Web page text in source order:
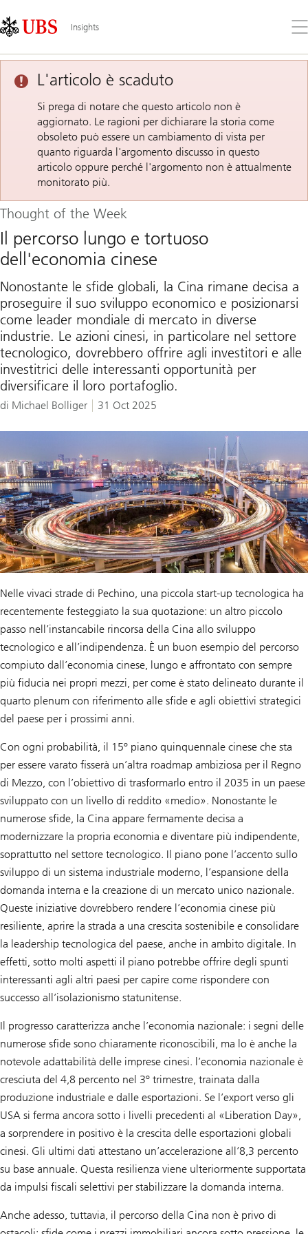
Links
Area
Insights
il
L'articolo è scaduto
Si prega di notare che questo articolo non è
aggiornato. Le ragioni per dichiarare la storia come
obsoleto può essere un cambiamento di vista per
quanto riguarda l'argomento discusso in questo
articolo oppure perché l'argomento non è attualmente
monitorato più.
Thought of the Week
Il percorso lungo e tortuoso
dell'economia cinese
Nonostante le sfide globali, la Cina rimane decisa a
proseguire il suo sviluppo economico e posizionarsi
come leader mondiale di mercato in diverse
industrie. Le azioni cinesi, in particolare nel settore
tecnologico, dovrebbero offrire agli investitori e alle
investitrici delle interessanti opportunità per
diversificare il loro portafoglio.
di Michael Bolliger 31 Oct 2025
Nelle vivaci strade di Pechino, una piccola start-up tecnologica ha
recentemente festeggiato la sua quotazione: un altro piccolo
passo nell’instancabile rincorsa della Cina allo sviluppo
tecnologico e all’indipendenza. È un buon esempio del percorso
compiuto dall’economia cinese, lungo e affrontato con sempre
più fiducia nei propri mezzi, per come è stato delineato durante il
quarto plenum con riferimento alle sfide e agli obiettivi strategici
del paese per i prossimi anni.
Con ogni probabilità, il 15º piano quinquennale cinese che sta
per essere varato fisserà un’altra roadmap ambiziosa per il Regno
di Mezzo, con l’obiettivo di trasformarlo entro il 2035 in un paese
sviluppato con un livello di reddito «medio». Nonostante le
numerose sfide, la Cina appare fermamente decisa a
modernizzare la propria economia e diventare più indipendente,
soprattutto nel settore tecnologico. Il piano pone l’accento sullo
sviluppo di un sistema industriale moderno, l’espansione della
domanda interna e la creazione di un mercato unico nazionale.
Queste iniziative dovrebbero rendere l’economia cinese più
resiliente, aprire la strada a una crescita sostenibile e consolidare
la leadership tecnologica del paese, anche in ambito digitale. In
effetti, sotto molti aspetti il piano potrebbe offrire degli spunti
interessanti agli altri paesi per capire come rispondere con
successo all’isolazionismo statunitense.
Il progresso caratterizza anche l’economia nazionale: i segni delle
numerose sfide sono chiaramente riconoscibili, ma lo è anche la
notevole adattabilità delle imprese cinesi. l’economia nazionale è
cresciuta del 4,8 percento nel 3º trimestre, trainata dalla
produzione industriale e dalle esportazioni. Se l’export verso gli
USA si ferma ancora sotto i livelli precedenti al «Liberation Day»,
a sorprendere in positivo è la crescita delle esportazioni globali
cinesi. Gli ultimi dati attestano un’accelerazione all’8,3 percento
su base annuale. Questa resilienza viene ulteriormente supportata
da impulsi fiscali selettivi per stabilizzare la domanda interna.
Anche adesso, tuttavia, il percorso della Cina non è privo di